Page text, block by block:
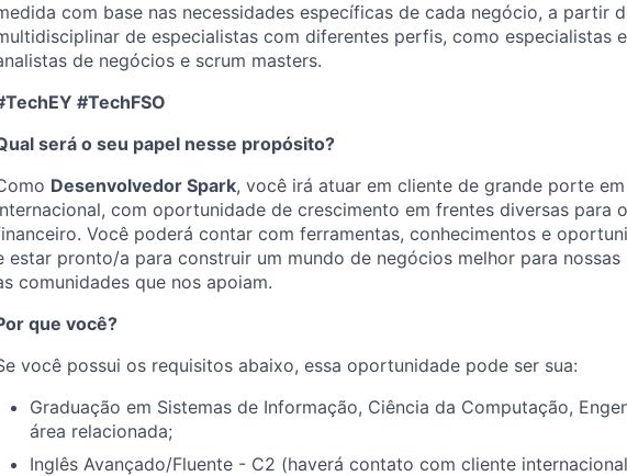
com base nas necessidades específicas de cada negócio, a partir
de especialistas com diferentes perfis, como especialistas
de negócios e scrum masters.
#TechFSO
será o seu papel nesse propósito?
Desenvolvedor Spark, você irá atuar em cliente de grande porte
com oportunidade de crescimento em frentes diversas para
Você poderá contar com ferramentas, conhecimentos e
estar pronto/a para construir um mundo de negócios melhor para nossas
comunidades que nos apoiam.
que você?
você possui os requisitos abaixo, essa oportunidade pode ser sua:
Graduação em Sistemas de Informação, Ciência da Computação,
área relacionada;
Inglês Avançado/Fluente - C2 (haverá contato com cliente